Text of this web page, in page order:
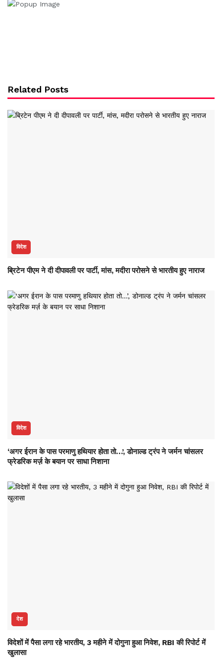
Related Posts
विदेश
ब्रिटेन पीएम ने दी दीपावली पर पार्टी, मांस, मदीरा परोसने से भारतीय हुए नाराज
विदेश
‘अगर ईरान के पास परमाणु हथियार होता तो…’, डोनाल्ड ट्रंप ने जर्मन चांसलर
फ्रेडरिक मर्ज़ के बयान पर साधा निशाना
देश
विदेशों में पैसा लगा रहे भारतीय, 3 महीने में दोगुना हुआ निवेश, RBI की रिपोर्ट में
खुलासा